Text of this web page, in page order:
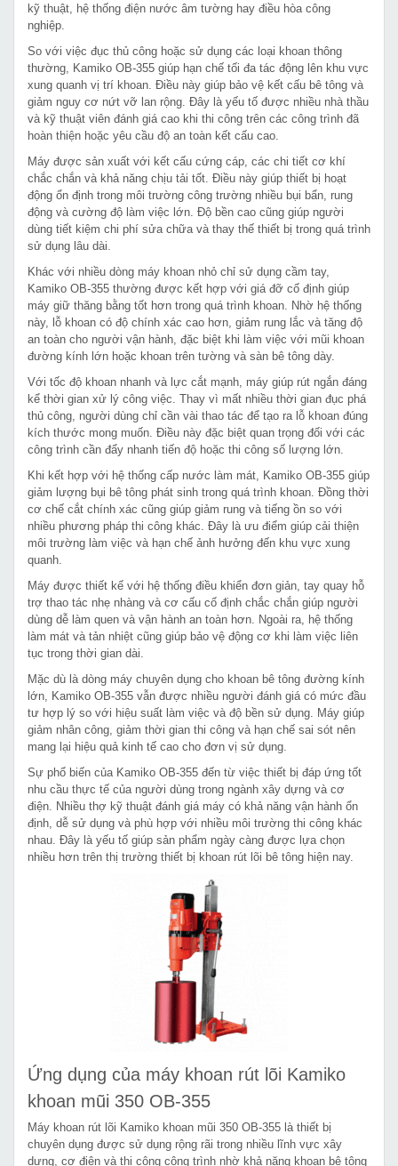
kỹ thuật, hệ thống điện nước âm tường hay điều hòa công
nghiệp.
So với việc đục thủ công hoặc sử dụng các loại khoan thông
thường, Kamiko OB-355 giúp hạn chế tối đa tác động lên khu vực
xung quanh vị trí khoan. Điều này giúp bảo vệ kết cấu bê tông và
giảm nguy cơ nứt vỡ lan rộng. Đây là yếu tố được nhiều nhà thầu
và kỹ thuật viên đánh giá cao khi thi công trên các công trình đã
hoàn thiện hoặc yêu cầu độ an toàn kết cấu cao.
Máy được sản xuất với kết cấu cứng cáp, các chi tiết cơ khí
chắc chắn và khả năng chịu tải tốt. Điều này giúp thiết bị hoạt
động ổn định trong môi trường công trường nhiều bụi bẩn, rung
động và cường độ làm việc lớn. Độ bền cao cũng giúp người
dùng tiết kiệm chi phí sửa chữa và thay thế thiết bị trong quá trình
sử dụng lâu dài.
Khác với nhiều dòng máy khoan nhỏ chỉ sử dụng cầm tay,
Kamiko OB-355 thường được kết hợp với giá đỡ cố định giúp
máy giữ thăng bằng tốt hơn trong quá trình khoan. Nhờ hệ thống
này, lỗ khoan có độ chính xác cao hơn, giảm rung lắc và tăng độ
an toàn cho người vận hành, đặc biệt khi làm việc với mũi khoan
đường kính lớn hoặc khoan trên tường và sàn bê tông dày.
Với tốc độ khoan nhanh và lực cắt mạnh, máy giúp rút ngắn đáng
kể thời gian xử lý công việc. Thay vì mất nhiều thời gian đục phá
thủ công, người dùng chỉ cần vài thao tác để tạo ra lỗ khoan đúng
kích thước mong muốn. Điều này đặc biệt quan trọng đối với các
công trình cần đẩy nhanh tiến độ hoặc thi công số lượng lớn.
Khi kết hợp với hệ thống cấp nước làm mát, Kamiko OB-355 giúp
giảm lượng bụi bê tông phát sinh trong quá trình khoan. Đồng thời
cơ chế cắt chính xác cũng giúp giảm rung và tiếng ồn so với
nhiều phương pháp thi công khác. Đây là ưu điểm giúp cải thiện
môi trường làm việc và hạn chế ảnh hưởng đến khu vực xung
quanh.
Máy được thiết kế với hệ thống điều khiển đơn giản, tay quay hỗ
trợ thao tác nhẹ nhàng và cơ cấu cố định chắc chắn giúp người
dùng dễ làm quen và vận hành an toàn hơn. Ngoài ra, hệ thống
làm mát và tản nhiệt cũng giúp bảo vệ động cơ khi làm việc liên
tục trong thời gian dài.
Mặc dù là dòng máy chuyên dụng cho khoan bê tông đường kính
lớn, Kamiko OB-355 vẫn được nhiều người đánh giá có mức đầu
tư hợp lý so với hiệu suất làm việc và độ bền sử dụng. Máy giúp
giảm nhân công, giảm thời gian thi công và hạn chế sai sót nên
mang lại hiệu quả kinh tế cao cho đơn vị sử dụng.
Sự phổ biến của Kamiko OB-355 đến từ việc thiết bị đáp ứng tốt
nhu cầu thực tế của người dùng trong ngành xây dựng và cơ
điện. Nhiều thợ kỹ thuật đánh giá máy có khả năng vận hành ổn
định, dễ sử dụng và phù hợp với nhiều môi trường thi công khác
nhau. Đây là yếu tố giúp sản phẩm ngày càng được lựa chọn
nhiều hơn trên thị trường thiết bị khoan rút lõi bê tông hiện nay.
Ứng dụng của máy khoan rút lõi Kamiko
khoan mũi 350 OB-355
Máy khoan rút lõi Kamiko khoan mũi 350 OB-355 là thiết bị
chuyên dụng được sử dụng rộng rãi trong nhiều lĩnh vực xây
dựng, cơ điện và thi công công trình nhờ khả năng khoan bê tông